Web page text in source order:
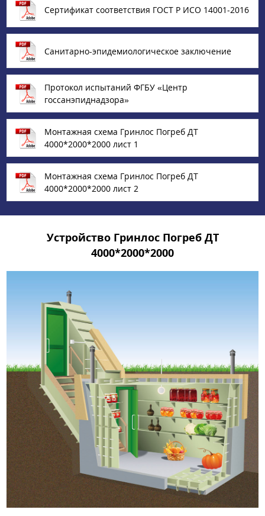
Сертификат соответствия ГОСТ Р ИСО 14001-2016
Санитарно-эпидемиологическое заключение
Протокол испытаний ФГБУ «‎Центр
госсанэпиднадзора»
Монтажная схема Гринлос Погреб ДТ
4000*2000*2000 лист 1
Монтажная схема Гринлос Погреб ДТ
4000*2000*2000 лист 2
Устройство Гринлос Погреб ДТ
4000*2000*2000